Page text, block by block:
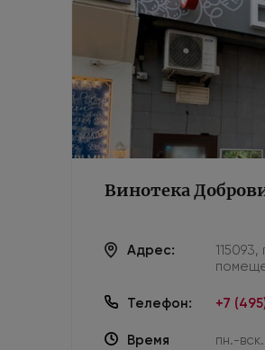
Винотека
Адрес:
Телефон: +7
Время
пн.-